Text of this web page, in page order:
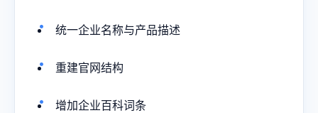
统一企业名称与产品描述
重建官网结构
增加企业百科词条